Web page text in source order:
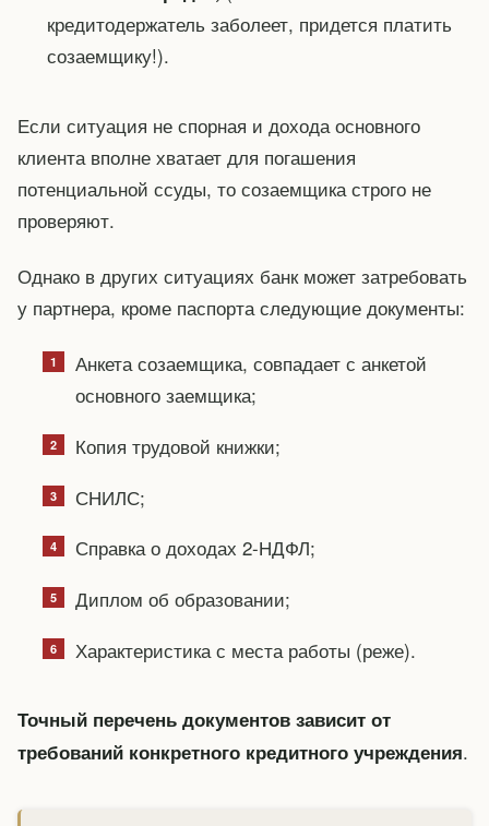
кредитодержатель заболеет, придется платить
созаемщику!).
Если ситуация не спорная и дохода основного
клиента вполне хватает для погашения
потенциальной ссуды, то созаемщика строго не
проверяют.
Однако в других ситуациях банк может затребовать
у партнера, кроме паспорта следующие документы:
Анкета созаемщика, совпадает с анкетой
основного заемщика;
Копия трудовой книжки;
СНИЛС;
Справка о доходах 2-НДФЛ;
Диплом об образовании;
Характеристика с места работы (реже).
Точный перечень документов зависит от
требований конкретного кредитного учреждения.